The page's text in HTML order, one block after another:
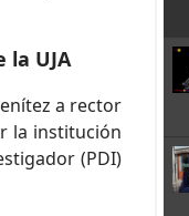
UJA
a rector
la institución
(PDI)